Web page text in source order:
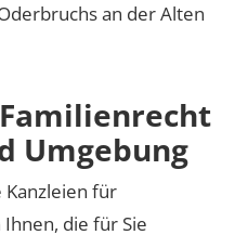
an der Alten
Umgebung
Kanzleien für
die für Sie